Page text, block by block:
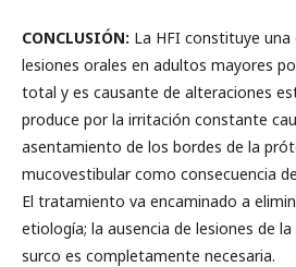
CONCLUSIÓN: La HFI constituye una
lesiones orales en adultos mayores
total y es causante de alteraciones
produce por la irritación constante
asentamiento de los bordes de la
mucovestibular como consecuencia
El tratamiento va encaminado a
etiología; la ausencia de lesiones de
surco es completamente necesaria.